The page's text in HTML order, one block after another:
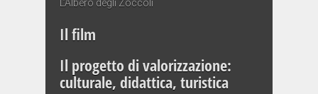
L’Albero degli Zoccoli
Il film
Il progetto di valorizzazione:
culturale, didattica, turistica